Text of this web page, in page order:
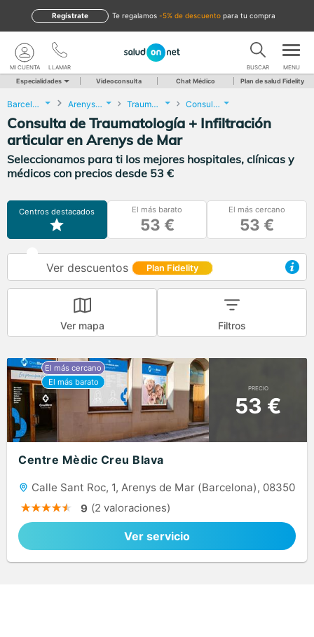
te regalamos -5% de descuento para tu compra
Regístrate
LLAMAR
MI CUENTA BUSCAR MENU
Especialidades Videoconsulta Chat Médico Plan de salud Fidelity
Barcelona Arenys de Mar Traumatología y Cirugía Ortopédica Consulta de Traumatología + Infiltración articular
Consulta de Traumatología + Infiltración
articular en Arenys de Mar
Seleccionamos para ti los mejores hospitales, clínicas y
médicos con precios desde 53 €
Centros destacados El más barato
53 €
El más cercano
53 €
Ver descuentos Plan Fidelity
Ver mapa Filtros
PRECIO
53 €
Centre Mèdic Creu Blava
Calle Sant Roc, 1, Arenys de Mar (Barcelona), 08350
9 (2 valoraciones)
Ver servicio